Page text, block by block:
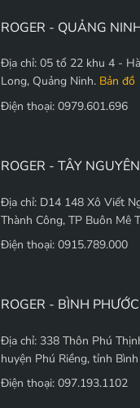
ROGER - QUẢNG
Địa chỉ: 05 tổ 22 khu 4 -
Long, Quảng Ninh. Bản đồ
Điện thoại: 0979.601.696
ROGER - TÂY NGUYÊN
Địa chỉ: D14 148 Xô Viết
Thành Công, TP Buôn Mê
Điện thoại: 0915.789.000
ROGER - BÌNH PHƯỚC
Địa chỉ: 338 Thôn Phú
huyện Phú Riềng, tỉnh
Điện thoại: 097.193.1102